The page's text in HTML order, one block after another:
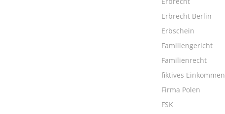
Erbrecht Berlin
Erbschein
Familiengericht
Familienrecht
fiktives Einkommen
Firma Polen
FSK